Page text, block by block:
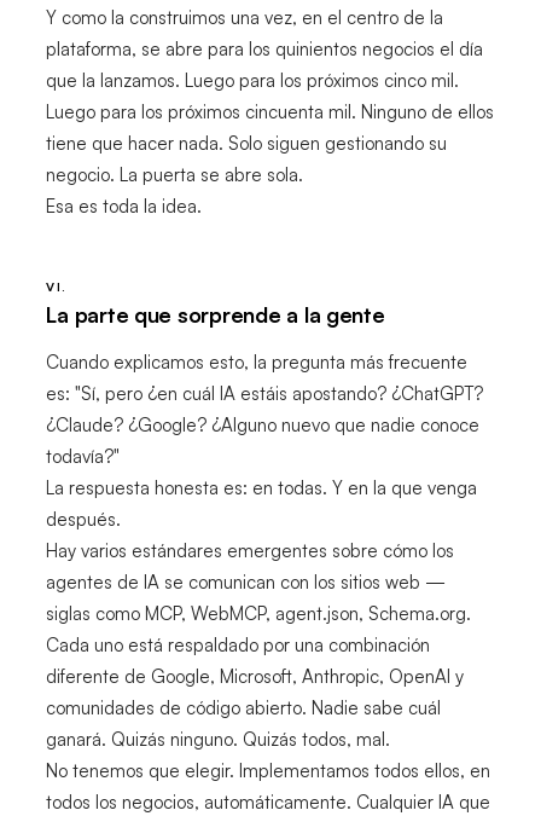
Y como la construimos una vez, en el centro de la
plataforma, se abre para los quinientos negocios el día
que la lanzamos. Luego para los próximos cinco mil.
Luego para los próximos cincuenta mil. Ninguno de ellos
tiene que hacer nada. Solo siguen gestionando su
negocio. La puerta se abre sola.
Esa es toda la idea.
VI.
La parte que sorprende a la gente
Cuando explicamos esto, la pregunta más frecuente
es: "Sí, pero ¿en cuál IA estáis apostando? ¿ChatGPT?
¿Claude? ¿Google? ¿Alguno nuevo que nadie conoce
todavía?"
La respuesta honesta es: en todas. Y en la que venga
después.
Hay varios estándares emergentes sobre cómo los
agentes de IA se comunican con los sitios web —
siglas como MCP, WebMCP, agent.json, Schema.org.
Cada uno está respaldado por una combinación
diferente de Google, Microsoft, Anthropic, OpenAI y
comunidades de código abierto. Nadie sabe cuál
ganará. Quizás ninguno. Quizás todos, mal.
No tenemos que elegir. Implementamos todos ellos, en
todos los negocios, automáticamente. Cualquier IA que